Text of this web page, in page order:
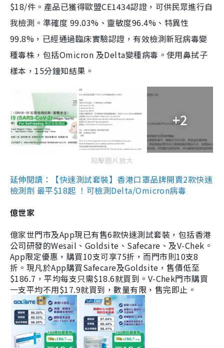
$18/件。產品已獲得歐盟CE1434認證，可供民眾進行自
我檢測。準確度 99.03%、靈敏度96.4%、特異性
99.8%，已經通過臨床實驗認證，有效檢測新冠病毒變
種毒株，包括Omicron 及Delta變種病毒。使用鼻拭子
樣本，15分鐘知結果。
+2
點擊圖片放大
延伸閱讀：【快速測試套裝】香港口罩品牌開賣2款快速
檢測劑 最平$18起 ！可檢測Delta/Omicron病毒
億世家
億家世門市及App現已有售6款快速測試套裝，包括香港
公司研發的Wesail、Goldsite、Safecare、及V-Chek。
App限定優惠，購買10支可享75折，而門市則10支8
折。現凡於App購買Safecare及Goldsite，售價低至
$186.7，平均每支只需$18.6就買到。V-Chek門市購買
一支平均不用$17.9就買到，數量有限，售完即止。